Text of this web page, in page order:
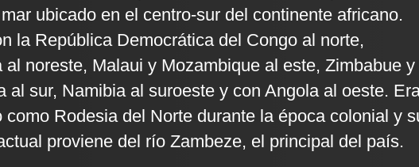
ubicado en el centro-sur del continente africano.
la República Democrática del Congo al norte,
al noreste, Malaui y Mozambique al este, Zimbabue y
al sur, Namibia al suroeste y con Angola al oeste.
como Rodesia del Norte durante la época colonial y
proviene del río Zambeze, el principal del país.